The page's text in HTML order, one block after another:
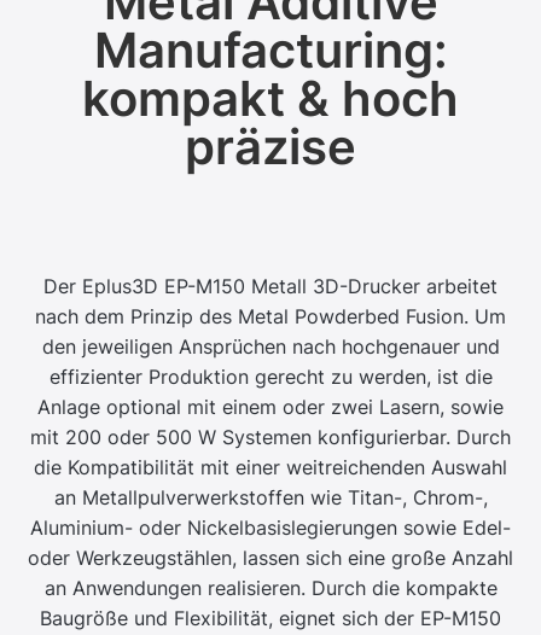
Manufacturing:
kompakt & hoch
präzise
Der Eplus3D EP-M150 Metall 3D-Drucker arbeitet
nach dem Prinzip des Metal Powderbed Fusion. Um
den jeweiligen Ansprüchen nach hochgenauer und
effizienter Produktion gerecht zu werden, ist die
Anlage optional mit einem oder zwei Lasern, sowie
mit 200 oder 500 W Systemen konfigurierbar. Durch
die Kompatibilität mit einer weitreichenden Auswahl
an Metallpulverwerkstoffen wie Titan-, Chrom-,
Aluminium- oder Nickelbasislegierungen sowie Edel-
oder Werkzeugstählen, lassen sich eine große Anzahl
an Anwendungen realisieren. Durch die kompakte
Baugröße und Flexibilität, eignet sich der EP-M150